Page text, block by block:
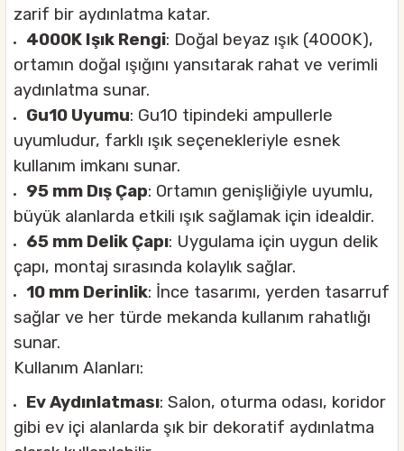
zarif bir aydınlatma katar.
4000K Işık Rengi: Doğal beyaz ışık (4000K),
ortamın doğal ışığını yansıtarak rahat ve verimli
aydınlatma sunar.
Gu10 Uyumu: Gu10 tipindeki ampullerle
uyumludur, farklı ışık seçenekleriyle esnek
kullanım imkanı sunar.
95 mm Dış Çap: Ortamın genişliğiyle uyumlu,
büyük alanlarda etkili ışık sağlamak için idealdir.
65 mm Delik Çapı: Uygulama için uygun delik
çapı, montaj sırasında kolaylık sağlar.
10 mm Derinlik: İnce tasarımı, yerden tasarruf
sağlar ve her türde mekanda kullanım rahatlığı
sunar.
Kullanım Alanları:
Ev Aydınlatması: Salon, oturma odası, koridor
gibi ev içi alanlarda şık bir dekoratif aydınlatma